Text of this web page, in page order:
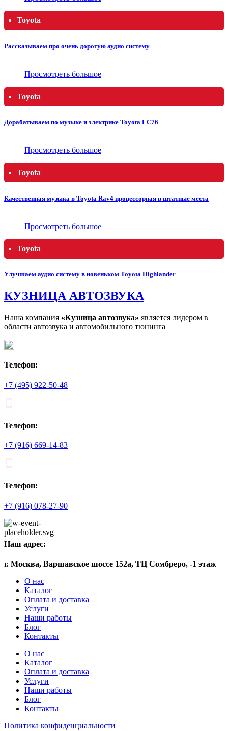
Toyota
Рассказываем про очень дорогую аудио систему
Просмотреть большое
Toyota
Дорабатываем по музыке и электрике Toyota LC76
Просмотреть большое
Toyota
Качественная музыка в Toyota Rav4 процессорная в штатные места
Просмотреть большое
Toyota
Улучшаем аудио систему в новеньком Toyota Highlander
КУЗНИЦА АВТОЗВУКА
Наша компания «Кузница автозвука» является лидером в
области автозвука и автомобильного тюнинга
Телефон:
+7 (495) 922-50-48
Телефон:
+7 (916) 669-14-83
Телефон:
+7 (916) 078-27-90
Наш адрес:
г. Москва, Варшавское шоссе 152а, ТЦ Сомбреро, -1 этаж
О нас
Каталог
Оплата и доставка
Услуги
Наши работы
Блог
Контакты
О нас
Каталог
Оплата и доставка
Услуги
Наши работы
Блог
Контакты
Политика конфиденциальности